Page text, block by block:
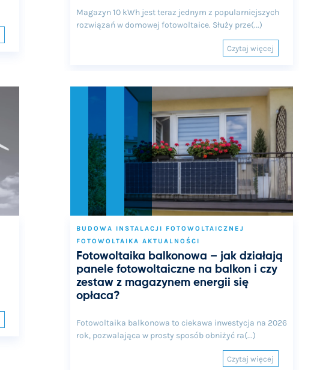
Magazyn 10 kWh jest teraz jednym z popularniejszych
rozwiązań w domowej fotowoltaice. Służy prze(...)
Czytaj więcej
BUDOWA INSTALACJI FOTOWOLTAICZNEJ
FOTOWOLTAIKA AKTUALNOŚCI
Fotowoltaika balkonowa – jak działają
panele fotowoltaiczne na balkon i czy
zestaw z magazynem energii się
opłaca?
Fotowoltaika balkonowa to ciekawa inwestycja na 2026
rok, pozwalająca w prosty sposób obniżyć ra(...)
Czytaj więcej